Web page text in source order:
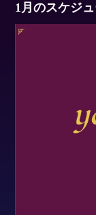
1月のスケジ